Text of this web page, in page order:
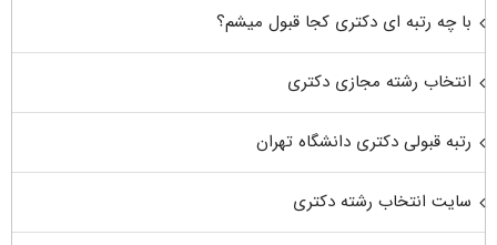
با چه رتبه ای دکتری کجا قبول میشم؟
انتخاب رشته مجازی دکتری
رتبه قبولی دکتری دانشگاه تهران
سایت انتخاب رشته دکتری